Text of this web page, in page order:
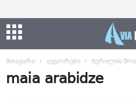
მთავარი ავტორები წერილის
maia arabidze